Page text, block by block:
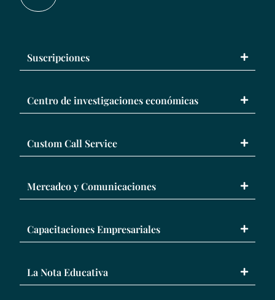
Suscripciones
Centro de investigaciones económicas
Custom Call Service
Mercadeo y Comunicaciones
Capacitaciones Empresariales
La Nota Educativa